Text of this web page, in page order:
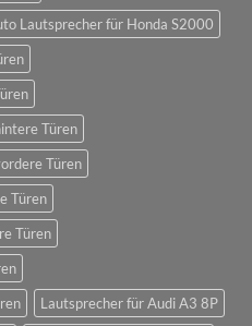
Lautsprecher für Honda S2000
Türen
Türen
Türen
Türen
Lautsprecher für Audi A3 8P